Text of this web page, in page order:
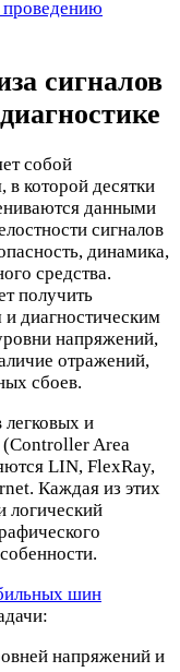
проведению
сигналов
собой
которой десятки
данными
сигналов
динамика,
средства.
получить
диагностическим
напряжений,
отражений,
сбоев.
и
(Controller Area
LIN, FlexRay,
Каждая из этих
логический
шин
напряжений и